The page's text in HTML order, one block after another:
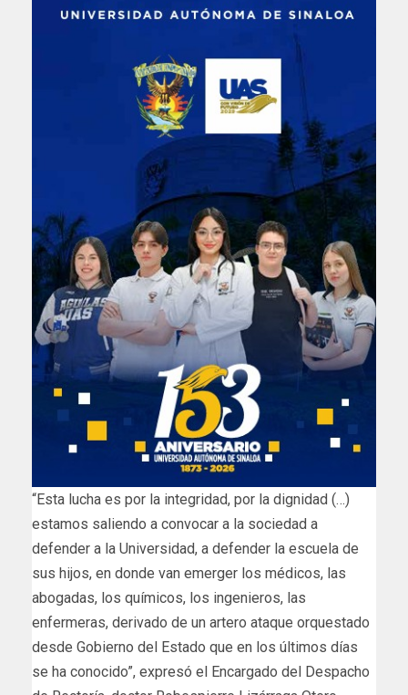
“Esta lucha es por la integridad, por la dignidad (…)
estamos saliendo a convocar a la sociedad a
defender a la Universidad, a defender la escuela de
sus hijos, en donde van emerger los médicos, las
abogadas, los químicos, los ingenieros, las
enfermeras, derivado de un artero ataque orquestado
desde Gobierno del Estado que en los últimos días
se ha conocido”, expresó el Encargado del Despacho